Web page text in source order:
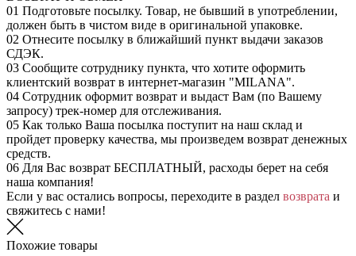
01 Подготовьте посылку. Товар, не бывший в употреблении,
должен быть в чистом виде в оригинальной упаковке.
02 Отнесите посылку в ближайший пункт выдачи заказов
СДЭК.
03 Сообщите сотруднику пункта, что хотите оформить
клиентский возврат в интернет-магазин "MILANA".
04 Сотрудник оформит возврат и выдаст Вам (по Вашему
запросу) трек-номер для отслеживания.
05 Как только Ваша посылка поступит на наш склад и
пройдет проверку качества, мы произведем возврат денежных
средств.
06 Для Вас возврат БЕСПЛАТНЫЙ, расходы берет на себя
наша компания!
Если у вас остались вопросы, переходите в раздел возврата и
свяжитесь с нами!
Похожие товары